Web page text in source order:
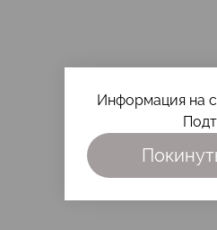
Информация на